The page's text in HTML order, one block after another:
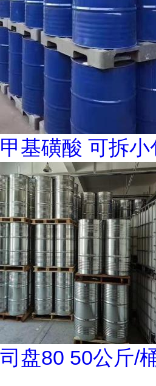
甲基磺酸 可拆小
司盘80 50公斤/